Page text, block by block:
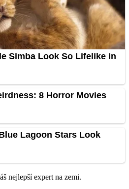
nejlepší expert na zemi.